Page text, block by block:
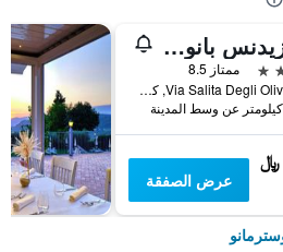
ريزيدنس بانوراما
ممتاز 8.5
16 Via Salita Degli Olivi, كوسترمانو, فينيتو, إيطاليا
عرض الصفقة